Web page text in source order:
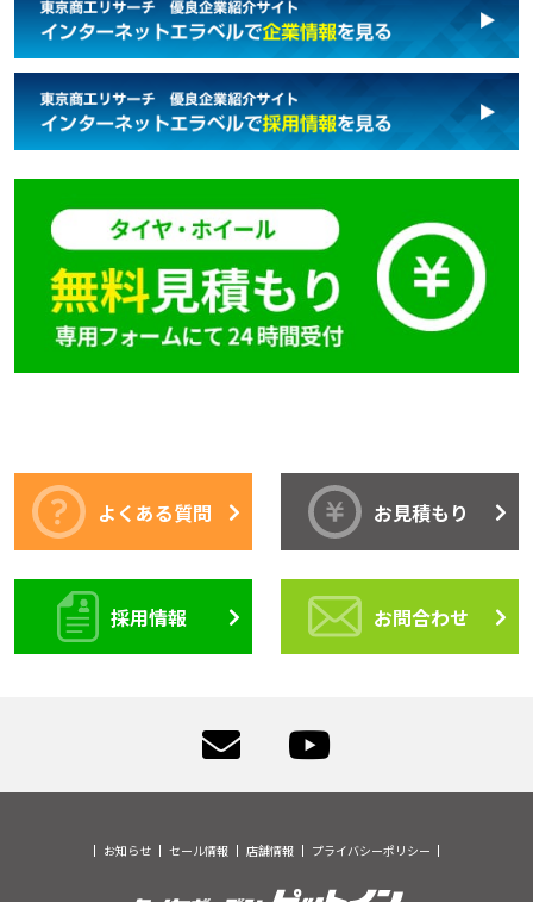
よくある質問 お見積もり
採用情報 お問合わせ
お知らせ セール情報 店舗情報 プライバシーポリシー